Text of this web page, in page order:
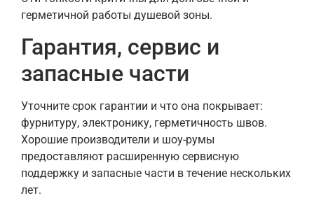
герметичной работы душевой зоны.
Гарантия, сервис и
запасные части
Уточните срок гарантии и что она покрывает:
фурнитуру, электронику, герметичность швов.
Хорошие производители и шоу-румы
предоставляют расширенную сервисную
поддержку и запасные части в течение нескольких
лет.